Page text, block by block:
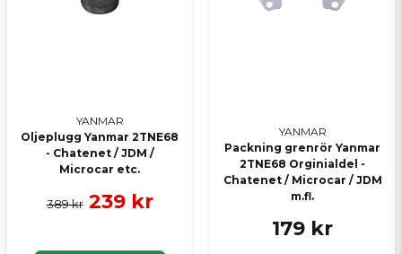
YANMAR
Oljeplugg Yanmar 2TNE68
- Chatenet / JDM /
Microcar etc.
389 kr 239 kr
YANMAR
Packning grenrör Yanmar
2TNE68 Orginialdel -
Chatenet / Microcar / JDM
m.fl.
179 kr